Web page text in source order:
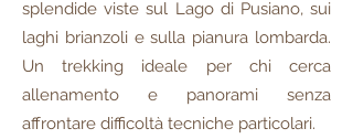
splendide viste sul Lago di Pusiano, sui
laghi brianzoli e sulla pianura lombarda.
Un trekking ideale per chi cerca
allenamento e panorami senza
affrontare difficoltà tecniche particolari.